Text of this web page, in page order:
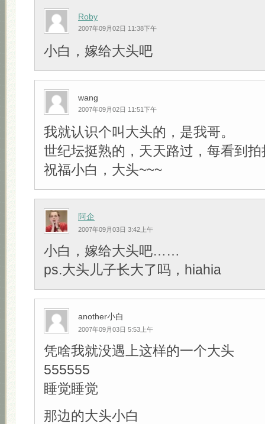
Roby
2007年09月02日 11:38下午
小白，嫁给大头吧
wang
2007年09月02日 11:51下午
我就认识个叫大头的，是我哥。
世纪坛挺熟的，天天路过，每看到
祝福小白，大头~~~
阿企
2007年09月03日 3:42上午
小白，嫁给大头吧……
ps.大头儿子长大了吗，hiahia
another小白
2007年09月03日 5:53上午
凭啥我就没遇上这样的一个大头
555555
睡觉睡觉
那边的大头小白